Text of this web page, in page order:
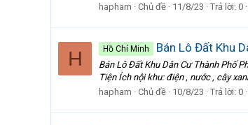
hapham
Chủ đề 11/8/23 Trả lời: 0
H Hồ Chí Minh Bán Lô Đất Khu
Bán Lô Đất Khu Dân Cư Thành Phố
Tiện Ích nội khu: điện , nước , cây
hapham
Chủ đề 10/8/23 Trả lời: 0